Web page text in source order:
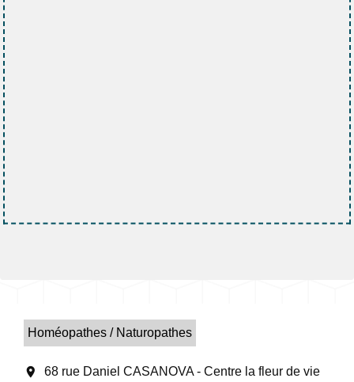
Homéopathes / Naturopathes
location_on
68 rue Daniel CASANOVA - Centre la fleur de vie